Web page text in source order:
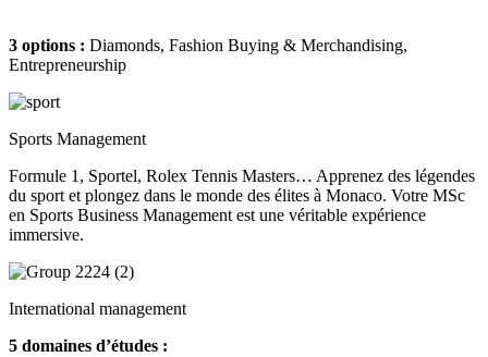
3 options : Diamonds, Fashion Buying & Merchandising,
Entrepreneurship
Sports Management
Formule 1, Sportel, Rolex Tennis Masters… Apprenez des légendes
du sport et plongez dans le monde des élites à Monaco. Votre MSc
en Sports Business Management est une véritable expérience
immersive.
International management
5 domaines d’études :